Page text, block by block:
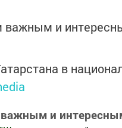
важным и
в
и